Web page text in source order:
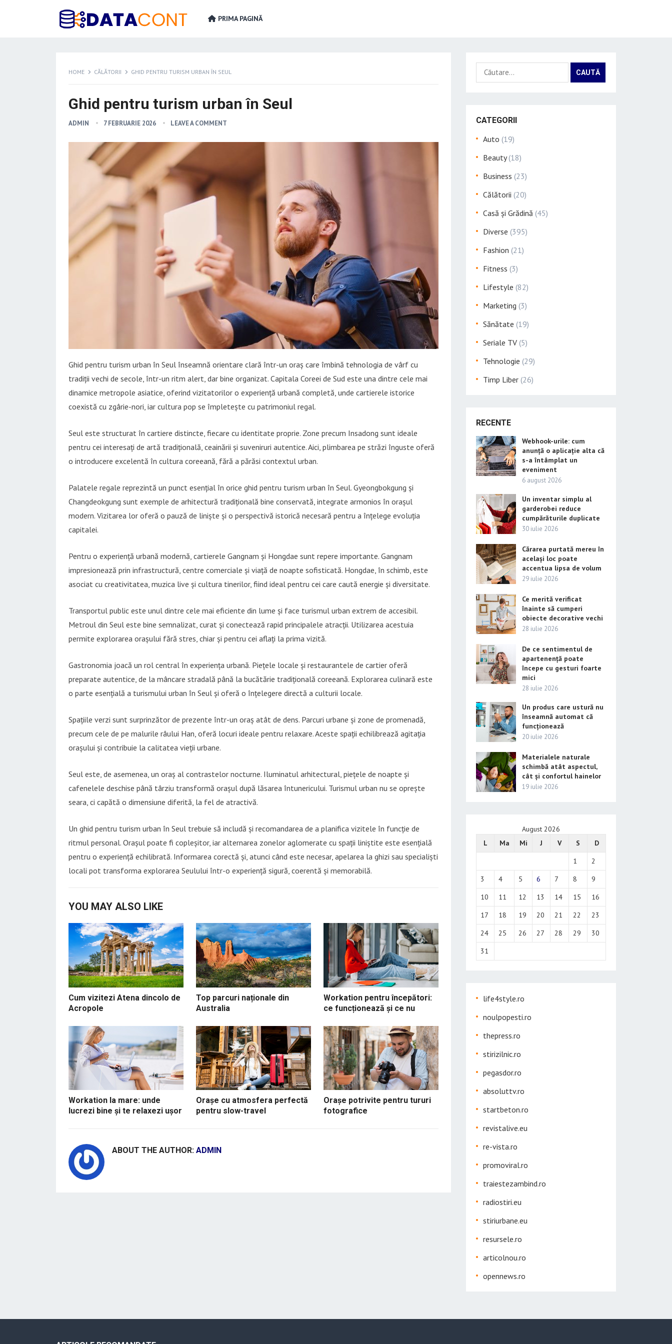
PRIMA PAGINĂ
HOME CĂLĂTORII GHID PENTRU TURISM URBAN ÎN SEUL
Ghid pentru turism urban în Seul
ADMIN 7 FEBRUARIE 2026 LEAVE A COMMENT
Ghid pentru turism urban în Seul înseamnă orientare clară într-un oraș care îmbină tehnologia de vârf cu
tradiții vechi de secole, într-un ritm alert, dar bine organizat. Capitala Coreei de Sud este una dintre cele mai
dinamice metropole asiatice, oferind vizitatorilor o experiență urbană completă, unde cartierele istorice
coexistă cu zgârie-nori, iar cultura pop se împletește cu patrimoniul regal.
Seul este structurat în cartiere distincte, fiecare cu identitate proprie. Zone precum Insadong sunt ideale
pentru cei interesați de artă tradițională, ceainării și suveniruri autentice. Aici, plimbarea pe străzi înguste oferă
o introducere excelentă în cultura coreeană, fără a părăsi contextul urban.
Palatele regale reprezintă un punct esențial în orice ghid pentru turism urban în Seul. Gyeongbokgung și
Changdeokgung sunt exemple de arhitectură tradițională bine conservată, integrate armonios în orașul
modern. Vizitarea lor oferă o pauză de liniște și o perspectivă istorică necesară pentru a înțelege evoluția
capitalei.
Pentru o experiență urbană modernă, cartierele Gangnam și Hongdae sunt repere importante. Gangnam
impresionează prin infrastructură, centre comerciale și viață de noapte sofisticată. Hongdae, în schimb, este
asociat cu creativitatea, muzica live și cultura tinerilor, fiind ideal pentru cei care caută energie și diversitate.
Transportul public este unul dintre cele mai eficiente din lume și face turismul urban extrem de accesibil.
Metroul din Seul este bine semnalizat, curat și conectează rapid principalele atracții. Utilizarea acestuia
permite explorarea orașului fără stres, chiar și pentru cei aflați la prima vizită.
Gastronomia joacă un rol central în experiența urbană. Piețele locale și restaurantele de cartier oferă
preparate autentice, de la mâncare stradală până la bucătărie tradițională coreeană. Explorarea culinară este
o parte esențială a turismului urban în Seul și oferă o înțelegere directă a culturii locale.
Spațiile verzi sunt surprinzător de prezente într-un oraș atât de dens. Parcuri urbane și zone de promenadă,
precum cele de pe malurile râului Han, oferă locuri ideale pentru relaxare. Aceste spații echilibrează agitația
orașului și contribuie la calitatea vieții urbane.
Seul este, de asemenea, un oraș al contrastelor nocturne. Iluminatul arhitectural, piețele de noapte și
cafenelele deschise până târziu transformă orașul după lăsarea întunericului. Turismul urban nu se oprește
seara, ci capătă o dimensiune diferită, la fel de atractivă.
Un ghid pentru turism urban în Seul trebuie să includă și recomandarea de a planifica vizitele în funcție de
ritmul personal. Orașul poate fi copleșitor, iar alternarea zonelor aglomerate cu spații liniștite este esențială
pentru o experiență echilibrată. Informarea corectă și, atunci când este necesar, apelarea la ghizi sau specialiști
locali pot transforma explorarea Seulului într-o experiență sigură, coerentă și memorabilă.
YOU MAY ALSO LIKE
Cum vizitezi Atena dincolo de
Acropole
Top parcuri naționale din
Australia
Workation pentru începători:
ce funcționează și ce nu
Workation la mare: unde
lucrezi bine și te relaxezi ușor
Orașe cu atmosfera perfectă
pentru slow-travel
Orașe potrivite pentru tururi
fotografice
ABOUT THE AUTHOR: ADMIN
Caută
după:
CATEGORII
Auto (19)
Beauty(18)
Business (23)
Călătorii (20)
Casă și Grădină (45)
Diverse (395)
Fashion (21)
Fitness (3)
Lifestyle (82)
Marketing (3)
Sănătate (19)
Seriale TV (5)
Tehnologie (29)
Timp Liber (26)
RECENTE
Webhook-urile: cum
anunță o aplicație alta că
s-a întâmplat un
eveniment
6 august 2026
Un inventar simplu al
garderobei reduce
cumpărăturile duplicate
30 iulie 2026
Cărarea purtată mereu în
același loc poate
accentua lipsa de volum
29 iulie 2026
Ce merită verificat
înainte să cumperi
obiecte decorative vechi
28 iulie 2026
De ce sentimentul de
apartenență poate
începe cu gesturi foarte
mici
28 iulie 2026
Un produs care ustură nu
înseamnă automat că
funcționează
20 iulie 2026
Materialele naturale
schimbă atât aspectul,
cât și confortul hainelor
19 iulie 2026
August 2026
L
Ma Mi J V S
D
1
2
3
4 5 6 7 8
9
10
11 12 13 14 15
16
17
18 19 20 21 22
23
24
25 26 27 28 29
30
31
life4style.ro
noulpopesti.ro
thepress.ro
stirizilnic.ro
pegasdor.ro
absoluttv.ro
startbeton.ro
revistalive.eu
re-vista.ro
promoviral.ro
traiestezambind.ro
radiostiri.eu
stiriurbane.eu
resursele.ro
articolnou.ro
opennews.ro